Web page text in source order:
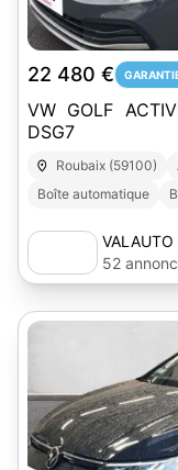
22 480 €
VW GOLF
DSG7
Roubaix (59100)
Boîte automatique
VALAUTO
52